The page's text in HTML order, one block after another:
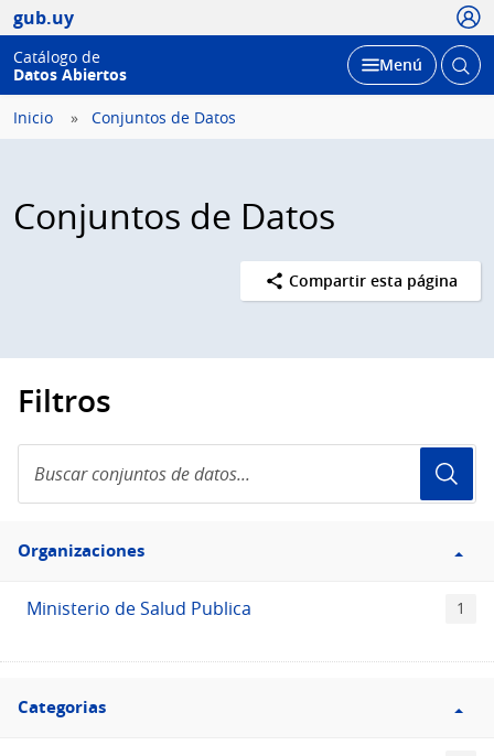
gub.uy
Catálogo de
Datos Abiertos
Desplegar
Menú Abrir
Inicio Conjuntos de Datos
Conjuntos de Datos
Compartir esta página
Filtros
conjuntos
de
Filtro
Organizaciones
Organizaciones
Ministerio de Salud Publica 1
Filtro
Categorias
Categorias